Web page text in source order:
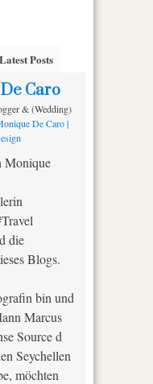
Latest Posts
Caro
& (Wedding)
De Caro |
Monique
die
Blogs.
bin und
Marcus
Source d
Seychellen
möchten